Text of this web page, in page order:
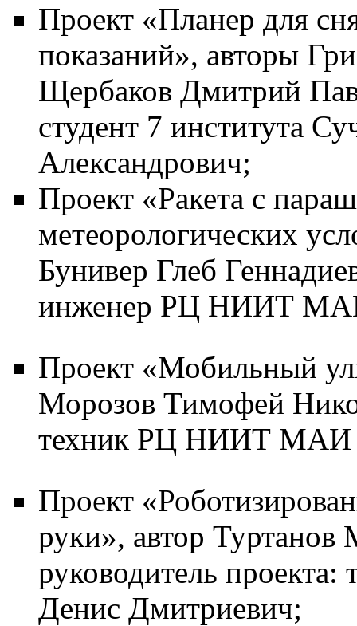
Проект «Планер для
показаний», авторы
Щербаков Дмитрий
студент 7 института
Александрович;
Проект «Ракета с
метеорологических
Бунивер Глеб
инженер РЦ НИИТ МАИ
Проект «Мобильный
Морозов Тимофей
техник РЦ НИИТ МАИ
Проект
руки», автор
руководитель
Денис Дмитриевич;